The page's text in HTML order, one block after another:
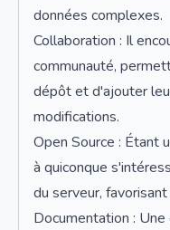
données complexes.
Collaboration : Il
communauté,
dépôt et d'ajouter
modifications.
Open Source : Étant
à quiconque
du serveur,
Documentation :